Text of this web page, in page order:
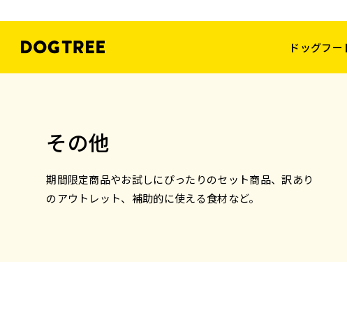
ドッグフ
その他
期間限定商品やお試しにぴったりのセット商品、訳あり
のアウトレット、補助的に使える食材など。